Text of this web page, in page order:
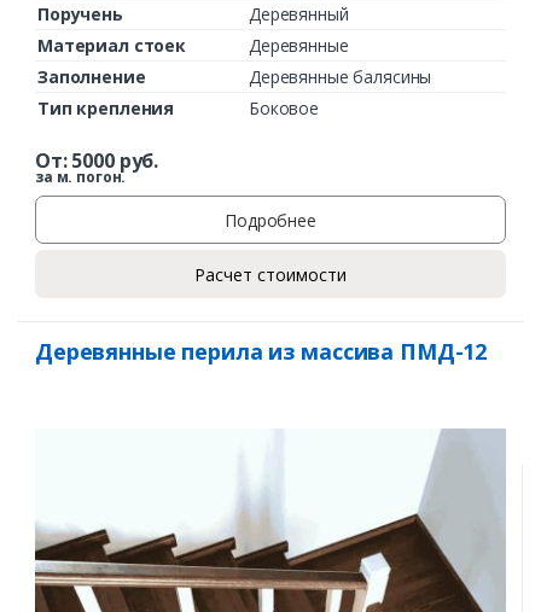
Поручень
Деревянный
Материал стоек
Деревянные
Заполнение
Деревянные балясины
Тип крепления
Боковое
От:5000руб.
за м. погон.
Подробнее
Расчет стоимости
Деревянные перила из массива ПМД-12